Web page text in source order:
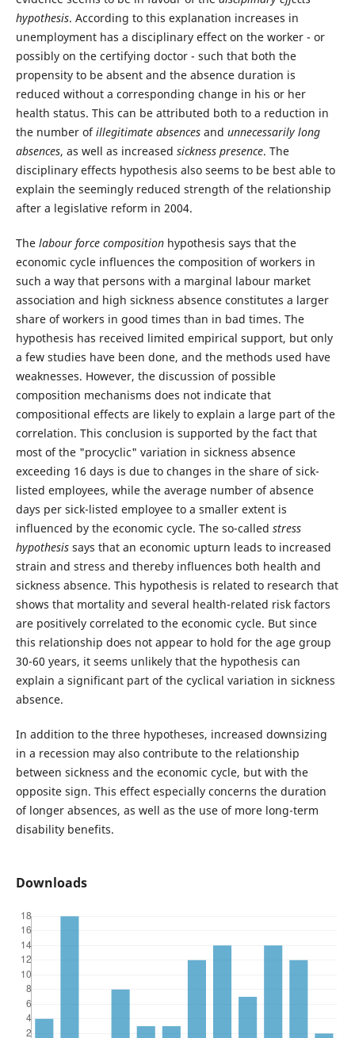
hypothesis. According to this explanation increases in
unemployment has a disciplinary effect on the worker - or
possibly on the certifying doctor - such that both the
propensity to be absent and the absence duration is
reduced without a corresponding change in his or her
health status. This can be attributed both to a reduction in
the number ofillegitimate absences and unnecessarily long
absences, as well as increased sickness presence. The
disciplinary effects hypothesis also seems to be best able to
explain the seemingly reduced strength of the relationship
after a legislative reform in 2004.
The labour force composition hypothesis says that the
economic cycle influences the composition of workers in
such a way that persons with a marginal labour market
association and high sickness absence constitutes a larger
share of workers in good times than in bad times. The
hypothesis has received limited empirical support, but only
a few studies have been done, and the methods used have
weaknesses. However, the discussion of possible
composition mechanisms does not indicate that
compositional effects are likely to explain a large part of the
correlation. This conclusion is supported by the fact that
most of the "procyclic" variation in sickness absence
exceeding 16 days is due to changes in the share of sick-
listed employees, while the average number of absence
days per sick-listed employee to a smaller extent is
influenced by the economic cycle. The so-called stress
hypothesis says that an economic upturn leads to increased
strain and stress and thereby influences both health and
sickness absence. This hypothesis is related to research that
shows that mortality and several health-related risk factors
are positively correlated to the economic cycle. But since
this relationship does not appear to hold for the age group
30-60 years, it seems unlikely that the hypothesis can
explain a significant part of the cyclical variation in sickness
absence.
In addition to the three hypotheses, increased downsizing
in a recession may also contribute to the relationship
between sickness and the economic cycle, but with the
opposite sign. This effect especially concerns the duration
of longer absences, as well as the use of more long-term
disability benefits.
Downloads